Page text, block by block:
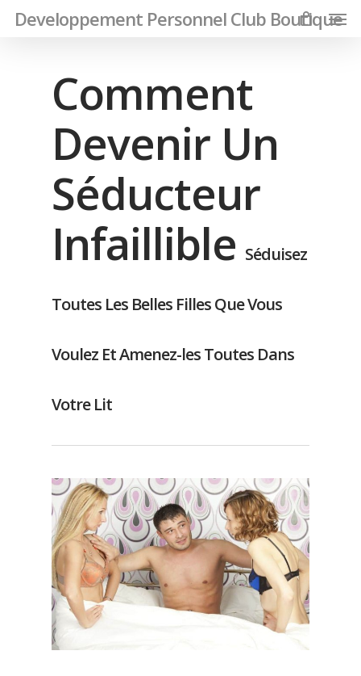
SkipDeveloppement Personnel Club Boutique
Comment
Devenir Un
Séducteur
Infaillible Séduisez
Toutes Les Belles Filles Que Vous
Voulez Et Amenez-les Toutes Dans
Votre Lit